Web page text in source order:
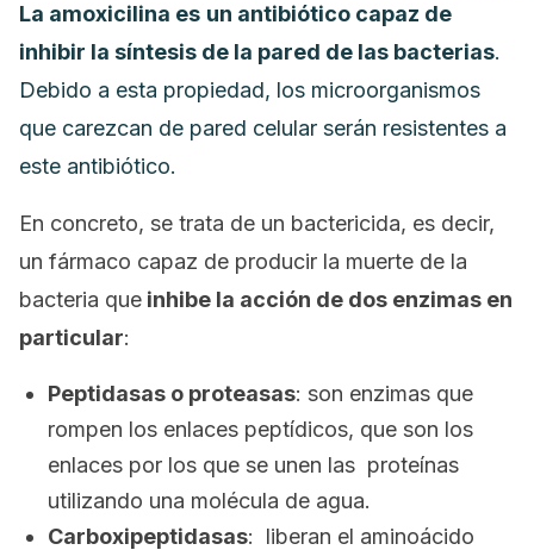
La amoxicilina es un antibiótico capaz de
inhibir la síntesis de la pared de las bacterias.
Debido a esta propiedad, los microorganismos
que carezcan de pared celular serán resistentes a
este antibiótico.
En concreto, se trata de un bactericida, es decir,
un fármaco capaz de producir la muerte de la
bacteria que inhibe la acción de dos enzimas en
particular:
Peptidasas o proteasas: son enzimas que
rompen los enlaces peptídicos, que son los
enlaces por los que se unen las proteínas
utilizando una molécula de agua.
Carboxipeptidasas: liberan el aminoácido